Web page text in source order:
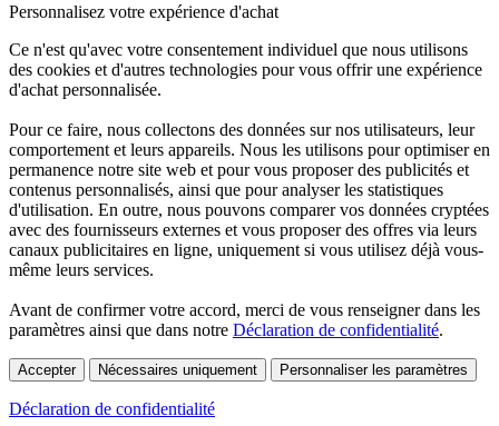
Personnalisez votre expérience d'achat
Ce n'est qu'avec votre consentement individuel que nous utilisons
des cookies et d'autres technologies pour vous offrir une expérience
d'achat personnalisée.
Pour ce faire, nous collectons des données sur nos utilisateurs, leur
comportement et leurs appareils. Nous les utilisons pour optimiser en
permanence notre site web et pour vous proposer des publicités et
contenus personnalisés, ainsi que pour analyser les statistiques
d'utilisation. En outre, nous pouvons comparer vos données cryptées
avec des fournisseurs externes et vous proposer des offres via leurs
canaux publicitaires en ligne, uniquement si vous utilisez déjà vous-
même leurs services.
Avant de confirmer votre accord, merci de vous renseigner dans les
paramètres ainsi que dans notre Déclaration de confidentialité.
Accepter Nécessaires uniquement Personnaliser les paramètres
Déclaration de confidentialité